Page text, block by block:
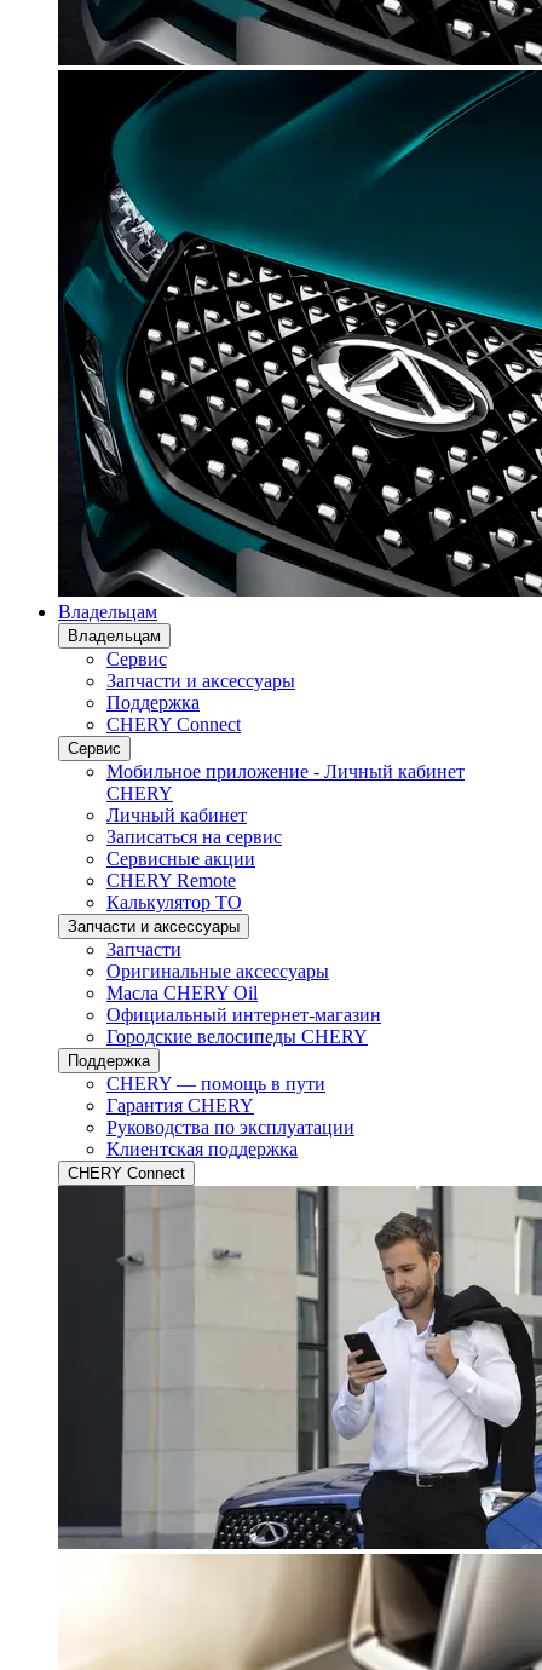
Владельцам
Владельцам
Сервис
Запчасти и аксессуары
Поддержка
CHERY Connect
Сервис
Мобильное приложение - Личный кабинет
CHERY
Личный кабинет
Записаться на сервис
Сервисные акции
CHERY Remote
Калькулятор ТО
Запчасти и аксессуары
Запчасти
Оригинальные аксессуары
Масла CHERY Oil
Официальный интернет-магазин
Городские велосипеды CHERY
Поддержка
CHERY — помощь в пути
Гарантия CHERY
Руководства по эксплуатации
Клиентская поддержка
CHERY Connect